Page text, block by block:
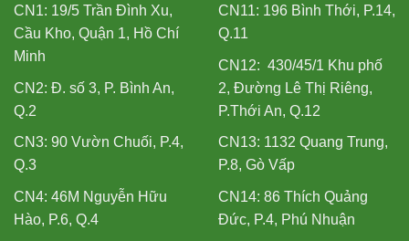
CN1: 19/5 Trần Đình Xu,
Cầu Kho, Quận 1, Hồ Chí
Minh
CN2: Đ. số 3, P. Bình An,
Q.2
CN3: 90 Vườn Chuối, P.4,
Q.3
CN4: 46M Nguyễn Hữu
Hào, P.6, Q.4
CN11: 196 Bình Thới, P.14,
Q.11
CN12: 430/45/1 Khu phố
2, Đường Lê Thị Riêng,
P.Thới An, Q.12
CN13: 1132 Quang Trung,
P.8, Gò Vấp
CN14: 86 Thích Quảng
Đức, P.4, Phú Nhuận